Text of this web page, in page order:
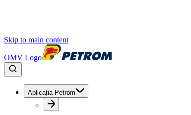
Skip to main content
OMV Logo
Aplicația Petrom